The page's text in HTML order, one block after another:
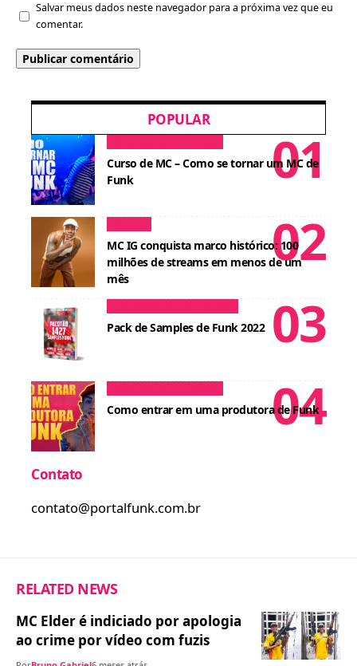
Salvar meus dados neste navegador para a próxima vez que eu
comentar.
POPULAR
Curso de MC – Como se tornar um MC de
Funk
MC IG conquista marco histórico: 100
milhões de streams em menos de um
mês
Pack de Samples de Funk 2022
Como entrar em uma produtora de Funk
Contato
contato@portalfunk.com.br
RELATED NEWS
MC Elder é indiciado por apologia
ao crime por vídeo com fuzis